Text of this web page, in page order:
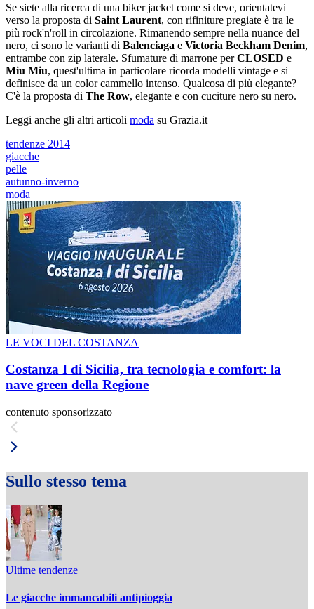
Se siete alla ricerca di una biker jacket come si deve, orientatevi
verso la proposta di Saint Laurent, con rifiniture pregiate è tra le
più rock'n'roll in circolazione. Rimanendo sempre nella nuance del
nero, ci sono le varianti di Balenciaga e Victoria Beckham Denim,
entrambe con zip laterale. Sfumature di marrone perCLOSED e
Miu Miu, quest'ultima in particolare ricorda modelli vintage e si
definisce da un color cammello intenso. Qualcosa di più elegante?
C'è la proposta di The Row, elegante e con cuciture nero su nero.
Leggi anche gli altri articoli moda su Grazia.it
tendenze 2014
giacche
pelle
autunno-inverno
moda
LE VOCI DEL COSTANZA
Costanza I di Sicilia, tra tecnologia e comfort: la
nave green della Regione
contenuto sponsorizzato
Sullo stesso tema
Ultime tendenze
Le giacche immancabili antipioggia